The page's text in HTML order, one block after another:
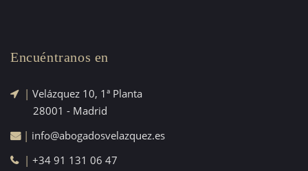
Encuéntranos en
| Velázquez 10, 1ª Planta
28001 - Madrid
| info@abogadosvelazquez.es
| +34 91 131 06 47